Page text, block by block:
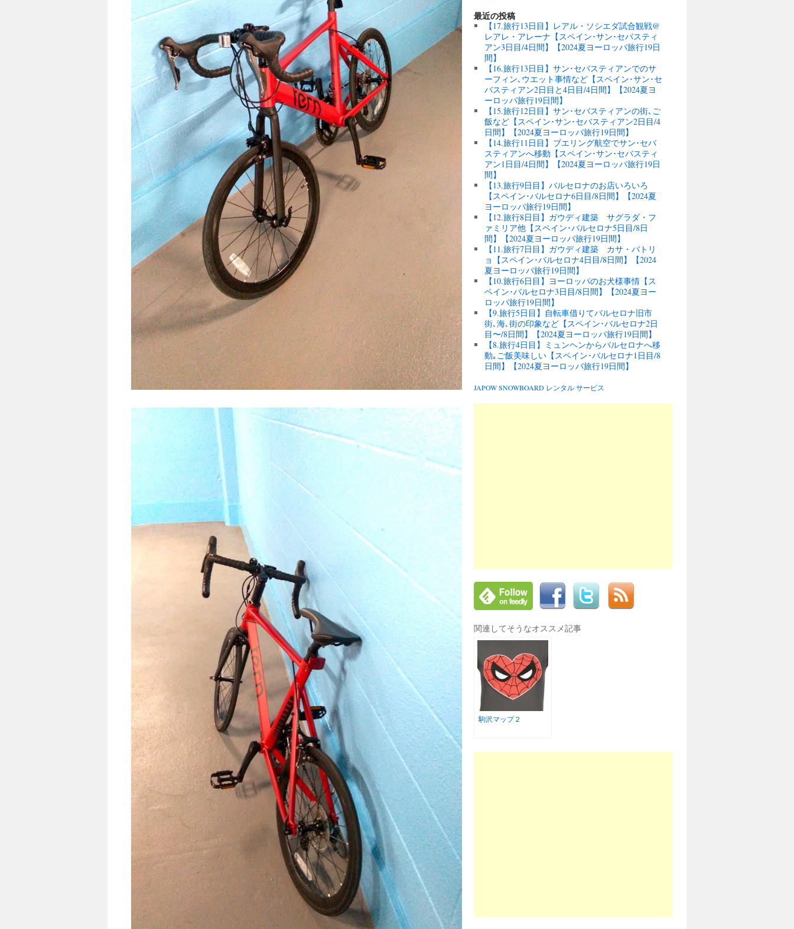
最近の投稿
【17.旅行13日目】レアル・ソシエダ試合観戦@
レアレ・アレーナ【スペイン･サン･セバスティ
アン3日目/4日間】【2024夏ヨーロッパ旅行19日
間】
【16.旅行13日目】サン･セバスティアンでのサ
ーフィン､ウエット事情など【スペイン･サン･セ
バスティアン2日目と4日目/4日間】【2024夏ヨ
ーロッパ旅行19日間】
【15.旅行12日目】サン･セバスティアンの街､ご
飯など【スペイン･サン･セバスティアン2日目/4
日間】【2024夏ヨーロッパ旅行19日間】
【14.旅行11日目】ブエリング航空でサン･セバ
スティアンへ移動【スペイン･サン･セバスティ
アン1日目/4日間】【2024夏ヨーロッパ旅行19日
間】
【13.旅行9日目】バルセロナのお店いろいろ
【スペイン･バルセロナ6日目/8日間】【2024夏
ヨーロッパ旅行19日間】
【12.旅行8日目】ガウディ建築 サグラダ・フ
ァミリア他【スペイン･バルセロナ5日目/8日
間】【2024夏ヨーロッパ旅行19日間】
【11.旅行7日目】ガウディ建築 カサ・バトリ
ョ【スペイン･バルセロナ4日目/8日間】【2024
夏ヨーロッパ旅行19日間】
【10.旅行6日目】ヨーロッパのお犬様事情【ス
ペイン･バルセロナ3日目/8日間】【2024夏ヨー
ロッパ旅行19日間】
【9.旅行5日目】自転車借りてバルセロナ旧市
街､海､街の印象など【スペイン･バルセロナ2日
目〜/8日間】【2024夏ヨーロッパ旅行19日間】
【8.旅行4日目】ミュンヘンからバルセロナへ移
動｡ご飯美味しい【スペイン･バルセロナ1日目/8
日間】【2024夏ヨーロッパ旅行19日間】
JAPOW SNOWBOARD レンタル サービス
関連してそうなオススメ記事
駒沢マップ２